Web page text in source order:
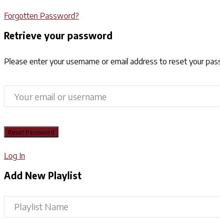
Forgotten Password?
Retrieve your password
Please enter your username or email address to reset your
Log In
Add New Playlist